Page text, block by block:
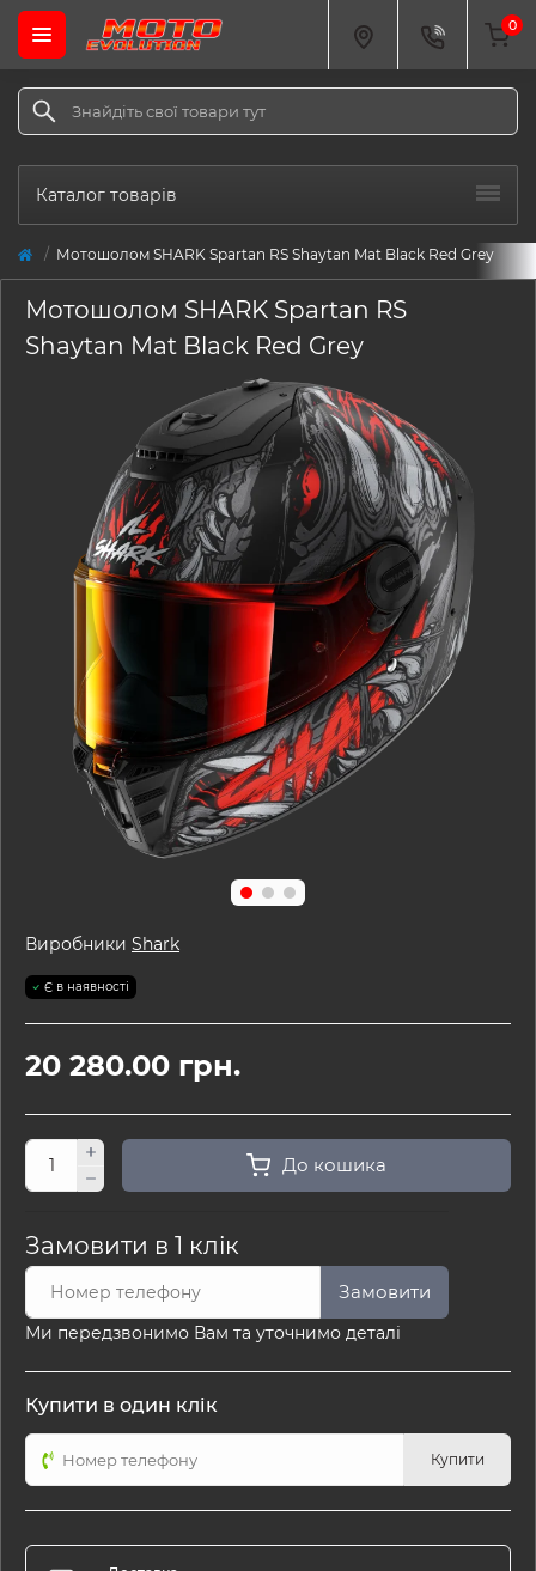
0
Каталог товарів
Мотошолом SHARK Spartan RS Shaytan Mat Black Red Grey
Мотошолом SHARK Spartan RS
Shaytan Mat Black Red Grey
Виробники Shark
Є в наявності
20 280.00 грн.
До кошика
Замовити в 1 клік
Замовити
Ми передзвонимо Вам та уточнимо деталі
Купити в один клік
Купити